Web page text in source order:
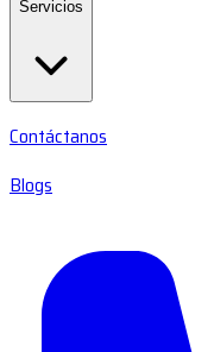
Servicios
Contáctanos
Blogs